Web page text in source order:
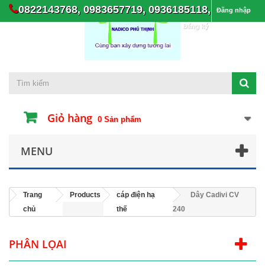
0822143768, 0983657719, 0936185118, Đăng nhập
Đăng ký
Giỏ hàng 0 Sản phẩm
MENU
Trang
chủ
Products
cáp điện hạ
thế
Dây Cadivi CV
240
PHÂN LỌAI